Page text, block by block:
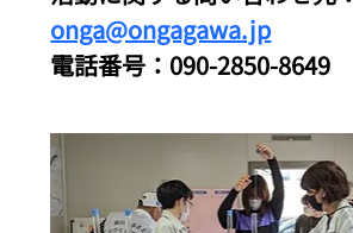
onga@ongagawa.jp
電話番号：090-2850-8649